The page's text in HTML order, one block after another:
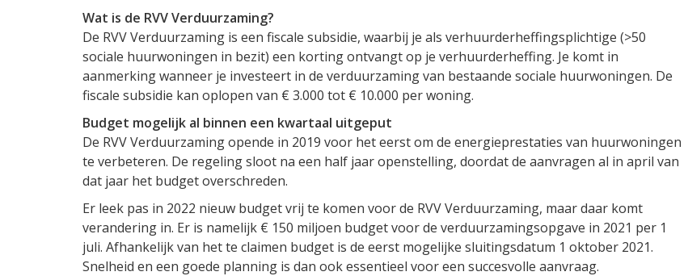
Wat is de RVV Verduurzaming?
De RVV Verduurzaming is een fiscale subsidie, waarbij je als verhuurderheffingsplichtige (>50
sociale huurwoningen in bezit) een korting ontvangt op je verhuurderheffing. Je komt in
aanmerking wanneer je investeert in de verduurzaming van bestaande sociale huurwoningen. De
fiscale subsidie kan oplopen van € 3.000 tot € 10.000 per woning.
Budget mogelijk al binnen een kwartaal uitgeput
De RVV Verduurzaming opende in 2019 voor het eerst om de energieprestaties van huurwoningen
te verbeteren. De regeling sloot na een half jaar openstelling, doordat de aanvragen al in april van
dat jaar het budget overschreden.
Er leek pas in 2022 nieuw budget vrij te komen voor de RVV Verduurzaming, maar daar komt
verandering in. Er is namelijk € 150 miljoen budget voor de verduurzamingsopgave in 2021 per 1
juli. Afhankelijk van het te claimen budget is de eerst mogelijke sluitingsdatum 1 oktober 2021.
Snelheid en een goede planning is dan ook essentieel voor een succesvolle aanvraag.